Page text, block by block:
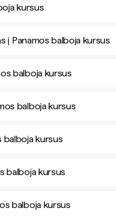
kursus
į Panamos balboja kursus
balboja kursus
balboja kursus
balboja kursus
balboja kursus
balboja kursus